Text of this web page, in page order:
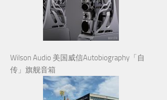
Wilson Audio 美国威信Autobiography「自
传」旗舰音箱